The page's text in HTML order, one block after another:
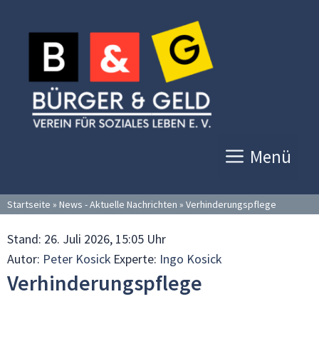
Inhalt
springen
Menü
Startseite » News - Aktuelle Nachrichten » Verhinderungspflege
Stand: 26. Juli 2026, 15:05 Uhr
Autor: Peter Kosick Experte: Ingo Kosick
Verhinderungspflege